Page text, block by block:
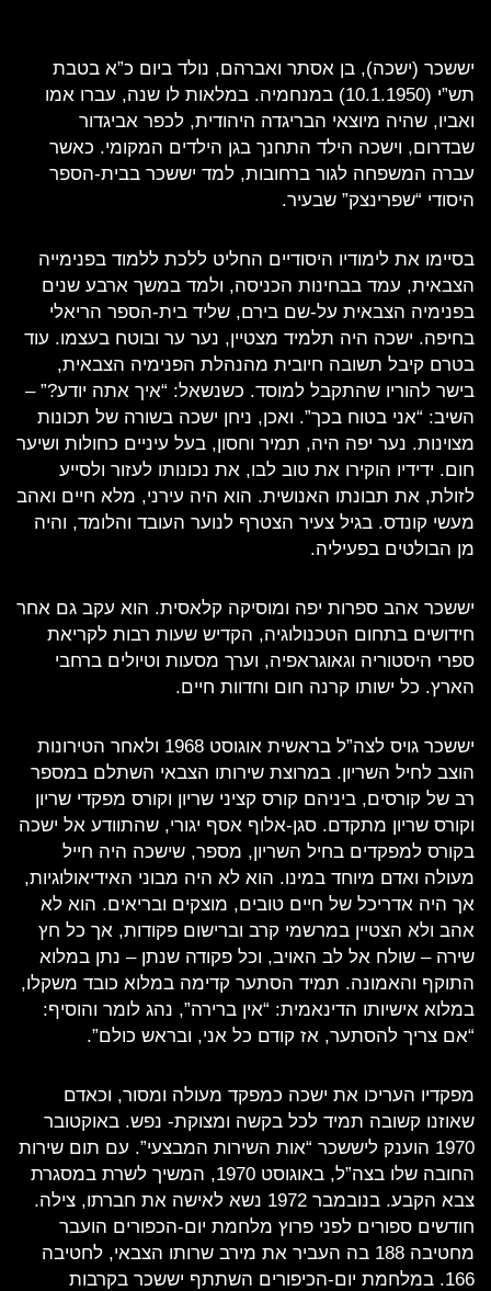
יששכר (ישכה), בן אסתר ואברהם, נולד ביום כ”א בטבת
תש”י (10.1.1950) במנחמיה. במלאות לו שנה, עברו אמו
ואביו, שהיה מיוצאי הבריגדה היהודית, לכפר אביגדור
שבדרום, וישכה הילד התחנך בגן הילדים המקומי. כאשר
עברה המשפחה לגור ברחובות, למד יששכר בבית-הספר
היסודי “שפרינצק” שבעיר.
בסיימו את לימודיו היסודיים החליט ללכת ללמוד בפנימייה
הצבאית, עמד בבחינות הכניסה, ולמד במשך ארבע שנים
בפנימיה הצבאית על-שם בירם, שליד בית-הספר הריאלי
בחיפה. ישכה היה תלמיד מצטיין, נער ער ובוטח בעצמו. עוד
בטרם קיבל תשובה חיובית מהנהלת הפנימיה הצבאית,
בישר להוריו שהתקבל למוסד. כשנשאל: “איך אתה יודע?” –
השיב: “אני בטוח בכך”. ואכן, ניחן ישכה בשורה של תכונות
מצוינות. נער יפה היה, תמיר וחסון, בעל עיניים כחולות ושיער
חום. ידידיו הוקירו את טוב לבו, את נכונותו לעזור ולסייע
לזולת, את תבונתו האנושית. הוא היה עירני, מלא חיים ואהב
מעשי קונדס. בגיל צעיר הצטרף לנוער העובד והלומד, והיה
מן הבולטים בפעיליה.
יששכר אהב ספרות יפה ומוסיקה קלאסית. הוא עקב גם אחר
חידושים בתחום הטכנולוגיה, הקדיש שעות רבות לקריאת
ספרי היסטוריה וגאוגראפיה, וערך מסעות וטיולים ברחבי
הארץ. כל ישותו קרנה חום וחדוות חיים.
יששכר גויס לצה”ל בראשית אוגוסט 1968 ולאחר הטירונות
הוצב לחיל השריון. במרוצת שירותו הצבאי השתלם במספר
רב של קורסים, ביניהם קורס קציני שריון וקורס מפקדי שריון
וקורס שריון מתקדם. סגן-אלוף אסף יגורי, שהתוודע אל ישכה
בקורס למפקדים בחיל השריון, מספר, שישכה היה חייל
מעולה ואדם מיוחד במינו. הוא לא היה מבוני האידיאולוגיות,
אך היה אדריכל של חיים טובים, מוצקים ובריאים. הוא לא
אהב ולא הצטיין במרשמי קרב וברישום פקודות, אך כל חץ
שירה – שולח אל לב האויב, וכל פקודה שנתן – נתן במלוא
התוקף והאמונה. תמיד הסתער קדימה במלוא כובד משקלו,
במלוא אישיותו הדינאמית: “אין ברירה”, נהג לומר והוסיף:
“אם צריך להסתער, אז קודם כל אני, ובראש כולם”.
מפקדיו העריכו את ישכה כמפקד מעולה ומסור, וכאדם
שאוזנו קשובה תמיד לכל בקשה ומצוקת- נפש. באוקטובר
1970 הוענק ליששכר “אות השירות המבצעי”. עם תום שירות
החובה שלו בצה”ל, באוגוסט 1970, המשיך לשרת במסגרת
צבא הקבע. בנובמבר 1972 נשא לאישה את חברתו, צילה.
חודשים ספורים לפני פרוץ מלחמת יום-הכפורים הועבר
מחטיבה 188 בה העביר את מירב שרותו הצבאי, לחטיבה
166. במלחמת יום-הכיפורים השתתף יששכר בקרבות